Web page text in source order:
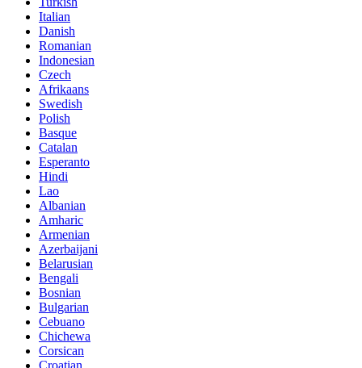
Italian
Danish
Romanian
Indonesian
Czech
Afrikaans
Swedish
Polish
Basque
Catalan
Esperanto
Hindi
Lao
Albanian
Amharic
Armenian
Azerbaijani
Belarusian
Bengali
Bosnian
Bulgarian
Cebuano
Chichewa
Corsican